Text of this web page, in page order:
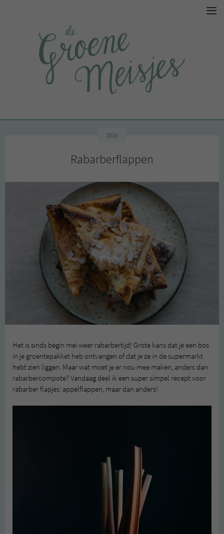
2016
Rabarberflappen
Het is sinds begin mei weer rabarbertijd! Grote kans dat je een bos
in je groentepakket heb ontvangen of dat je ze in de supermarkt
hebt zien liggen. Maar wat moet je er nou mee maken, anders dan
rabarbercompote? Vandaag deel ik een super simpel recept voor
rabarber flapjes: appelflappen, maar dan anders!